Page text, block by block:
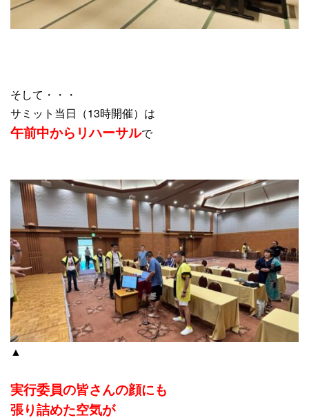
そして・・・
サミット当日（13時開催）は
午前中からリハーサルで
▲
実行委員の皆さんの顔にも
張り詰めた空気が